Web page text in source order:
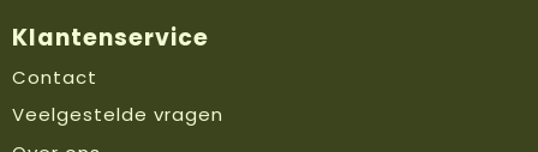
Klantenservice
Contact
Veelgestelde vragen